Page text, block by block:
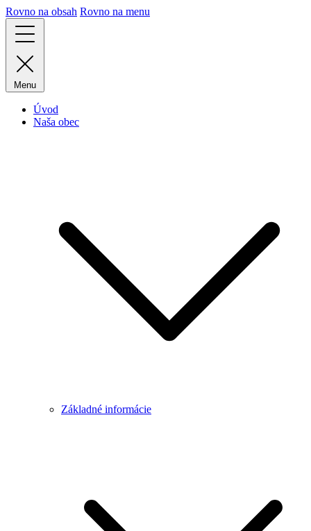
Rovno na obsah Rovno na menu
Menu
Úvod
Naša obec
Základné informácie